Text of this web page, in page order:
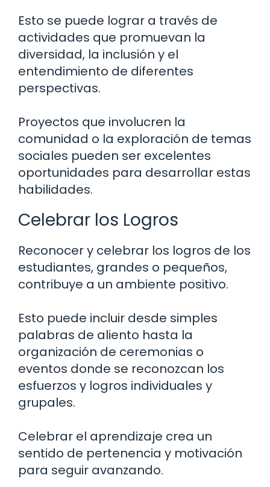
Esto se puede lograr a través de
actividades que promuevan la
diversidad, la inclusión y el
entendimiento de diferentes
perspectivas.
Proyectos que involucren la
comunidad o la exploración de temas
sociales pueden ser excelentes
oportunidades para desarrollar estas
habilidades.
Celebrar los Logros
Reconocer y celebrar los logros de los
estudiantes, grandes o pequeños,
contribuye a un ambiente positivo.
Esto puede incluir desde simples
palabras de aliento hasta la
organización de ceremonias o
eventos donde se reconozcan los
esfuerzos y logros individuales y
grupales.
Celebrar el aprendizaje crea un
sentido de pertenencia y motivación
para seguir avanzando.